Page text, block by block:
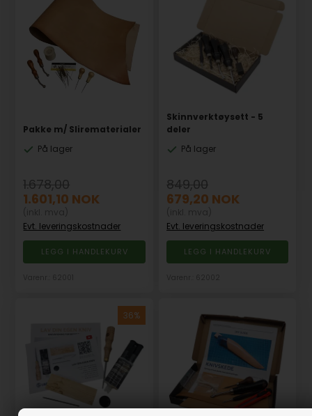
Pakke m/ Slirematerialer
På lager
1.678,00
1.601,10 NOK
Evt. leveringskostnader
Skinnverktøysett - 5
deler
På lager
849,00
679,20 NOK
Evt. leveringskostnader